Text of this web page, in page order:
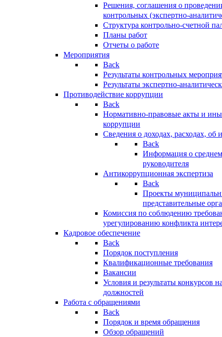
Решения, соглашения о
контрольных (экспертно-
Структура контрольно-счетной
Планы работ
Отчеты о работе
Мероприятия
Back
Результаты контрольных
Результаты экспертно-
Противодействие коррупции
Back
Нормативно-правовые акты и
коррупции
Сведения о доходах, расходах, об
Back
Информация о
руководителя
Антикоррупционная экспертиза
Back
Проекты
представительные
Комиссия по соблюдению
урегулированию конфликта
Кадровое обеспечение
Back
Порядок поступления
Квалификационные требования
Вакансии
Условия и результаты конкурсов
должностей
Работа с обращениями
Back
Порядок и время обращения
Обзор обращений